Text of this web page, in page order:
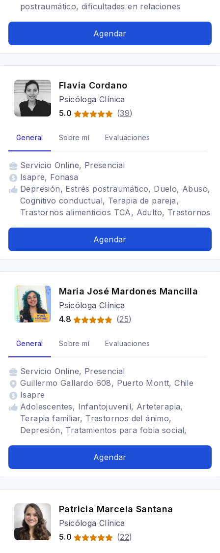
postraumático, dificultades en relaciones
Agendar
Flavia Cordano
Psicóloga Clínica
5.0
(39)
General Sobre mí Evaluaciones
Servicio Online, Presencial
Isapre, Fonasa
Depresión, Estrés postraumático, Duelo, Abuso,
Cognitivo conductual, Terapia de pareja,
Trastornos alimenticios TCA, Adulto, Trastornos
Dolor Crónico, Paleativos, Migración,
Breve
Agendar
Maria José Mardones Mancilla
Psicóloga Clínica
4.8
(25)
General Sobre mí Evaluaciones
Servicio Online, Presencial
Guillermo Gallardo 608, Puerto Montt, Chile
Isapre
Adolescentes, Infantojuvenil, Arteterapia,
Terapia familiar, Trastornos del ánimo,
Depresión, Tratamientos para fobia social,
Agendar
Patricia Marcela Santana
Psicóloga Clínica
5.0
(22)